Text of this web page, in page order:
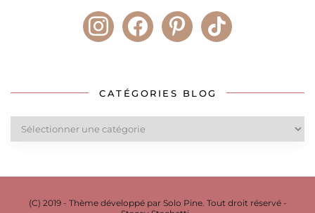
instagramfacebookpinteresttiktok
CATÉGORIES BLOG
Catégories
blog
(C) 2019 - Thème développé par Solo Pine. Tout droit réservé -